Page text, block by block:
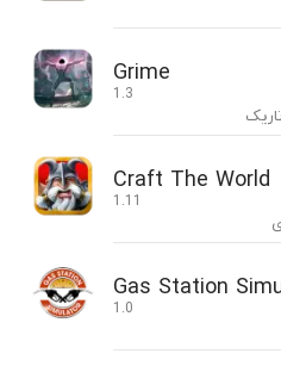
Grime
1.3
Craft The World
1.11
Gas Station
1.0